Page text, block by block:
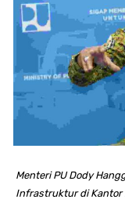
Menteri PU Dody
Infrastruktur di Kantor